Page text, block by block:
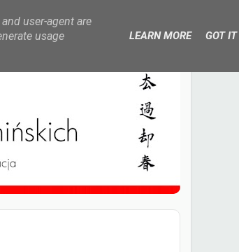
user-agent are
usage
LEARN MORE GOT IT